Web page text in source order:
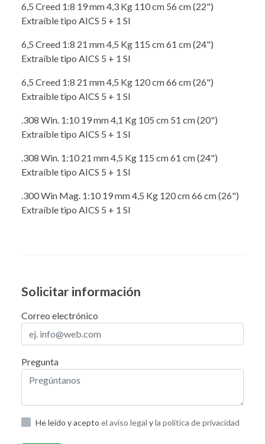
6,5 Creed 1:8 19 mm 4,3 Kg 110 cm 56 cm (22")
Extraíble tipo AICS 5 + 1 SI
6,5 Creed 1:8 21 mm 4,5 Kg 115 cm 61 cm (24")
Extraíble tipo AICS 5 + 1 SI
6,5 Creed 1:8 21 mm 4,5 Kg 120 cm 66 cm (26")
Extraíble tipo AICS 5 + 1 SI
.308 Win. 1:10 19 mm 4,1 Kg 105 cm 51 cm (20")
Extraíble tipo AICS 5 + 1 SI
.308 Win. 1:10 21 mm 4,5 Kg 115 cm 61 cm (24")
Extraíble tipo AICS 5 + 1 SI
.300 Win Mag. 1:10 19 mm 4,5 Kg 120 cm 66 cm (26")
Extraíble tipo AICS 5 + 1 SI
Solicitar información
Correo electrónico
Pregunta
He leído y acepto el aviso legal yla política de privacidad